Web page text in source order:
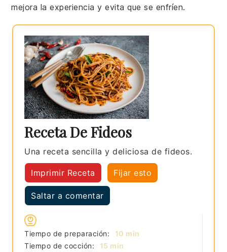
mejora la experiencia y evita que se enfríen.
Receta De Fideos
Una receta sencilla y deliciosa de fideos.
Imprimir Receta Fijar esto
Saltar a comentar
Tiempo de preparación: 10 minutos
min
Tiempo de cocción:
15 minutos
min